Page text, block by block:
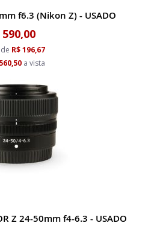
f6.3 (Nikon Z) - USADO
590,00
R$ 196,67
a vista
Z 24-50mm f4-6.3 - USADO